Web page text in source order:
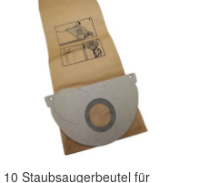
10 Staubsaugerbeutel für